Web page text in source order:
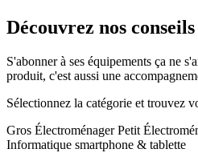
Découvrez nos
S'abonner à ses équipements ça ne
produit, c'est aussi une
Sélectionnez la catégorie et trouvez
Gros Électroménager Petit
Informatique smartphone & tablette